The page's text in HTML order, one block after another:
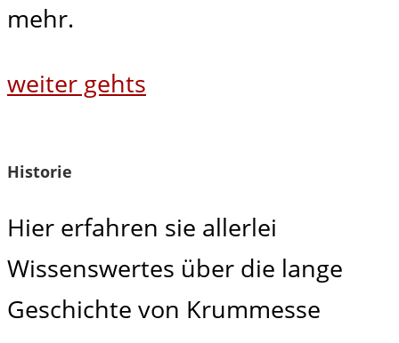
mehr.
weiter gehts
Historie
Hier erfahren sie allerlei
Wissenswertes über die lange
Geschichte von Krummesse